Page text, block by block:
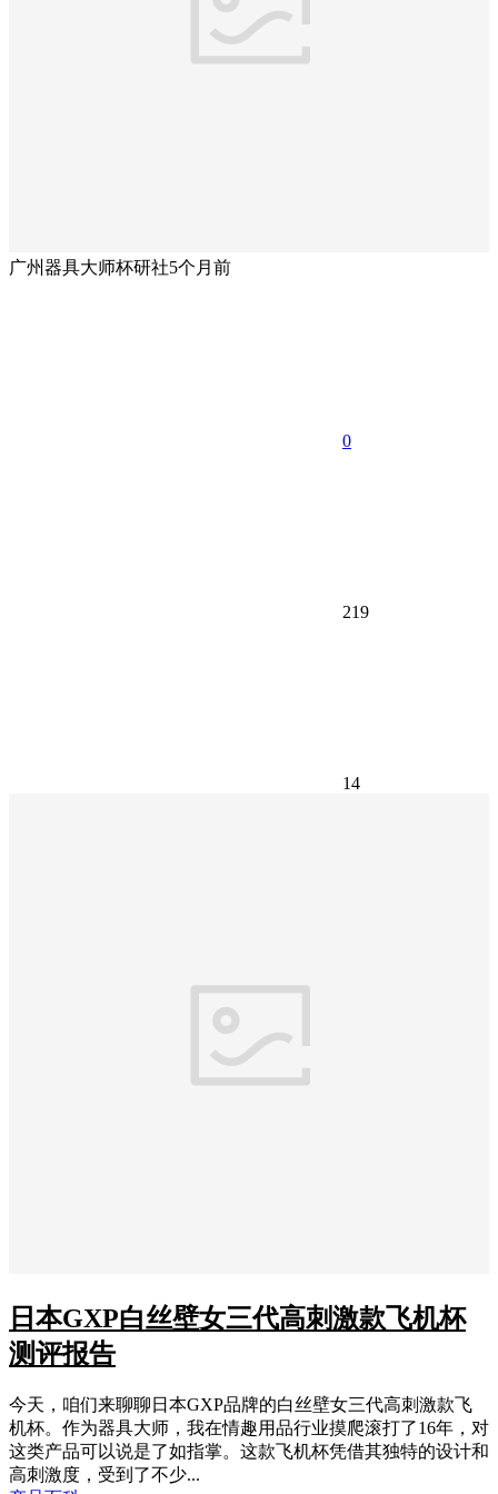
广州器具大师杯研社5个月前
0
219
14
日本GXP白丝壁女三代高刺激款飞机杯
测评报告
今天，咱们来聊聊日本GXP品牌的白丝壁女三代高刺激款飞
机杯。作为器具大师，我在情趣用品行业摸爬滚打了16年，对
这类产品可以说是了如指掌。这款飞机杯凭借其独特的设计和
高刺激度，受到了不少...